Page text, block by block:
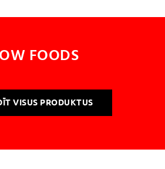
FOODS
VISUS PRODUKTUS